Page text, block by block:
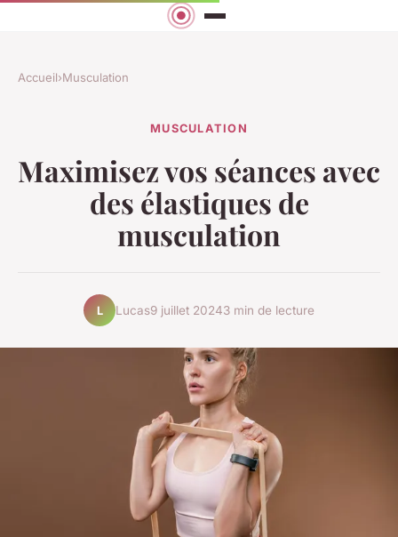
Accueil›Musculation
MUSCULATION
Maximisez vos séances avec
des élastiques de
musculation
L Lucas9 juillet 20243 min de lecture